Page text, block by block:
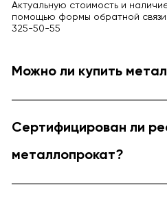
Актуальную стоимость и
помощью формы обратной связи
325-50-55
Можно ли купить
Сертифицирован ли
металлопрокат?